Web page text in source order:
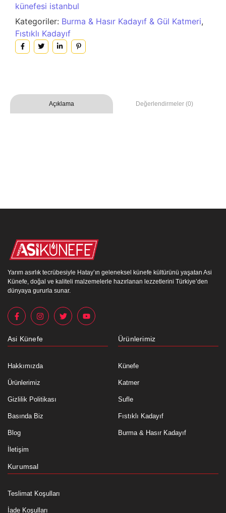
künefesi istanbul
Kategoriler: Burma & Hasır Kadayıf & Gül Katmeri,
Fıstıklı Kadayıf
Açıklama Değerlendirmeler (0)
Yarım asırlık tecrübesiyle Hatay’ın geleneksel künefe kültürünü yaşatan Asi
Künefe, doğal ve kaliteli malzemelerle hazırlanan lezzetlerini Türkiye’den
dünyaya gururla sunar.
Asi Künefe
Hakkımızda
Ürünlerimiz
Gizlilik Politikası
Basında Biz
Blog
İletişim
Ürünlerimiz
Künefe
Katmer
Sufle
Fıstıklı Kadayıf
Burma & Hasır Kadayıf
Kurumsal
Teslimat Koşulları
İade Koşulları